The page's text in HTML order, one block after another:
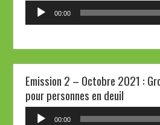
Lecteur
00:00
Emission 2 – Octobre 2021 :
pour personnes en deuil
Lecteur
00:00